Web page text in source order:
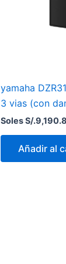
yamaha
3 vias (con
Soles S/.9,190.8
Añadir al